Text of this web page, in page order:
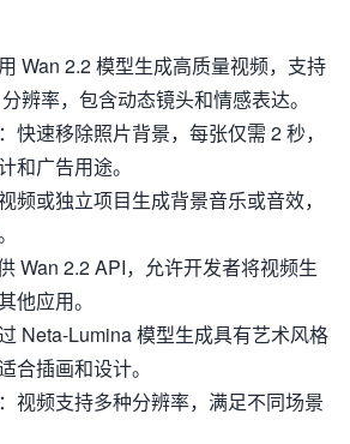
Wan 2.2 模型生成高质量视频，支持
辨率，包含动态镜头和情感表达。
快速移除照片背景，每张仅需 2 秒，
和广告用途。
频或独立项目生成背景音乐或音效，
Wan 2.2 API，允许开发者将视频生
他应用。
Neta-Lumina 模型生成具有艺术风格
合插画和设计。
：视频支持多种分辨率，满足不同场景